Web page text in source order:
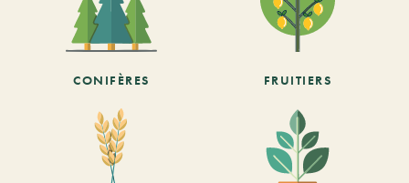
CONIFÈRES FRUITIERS